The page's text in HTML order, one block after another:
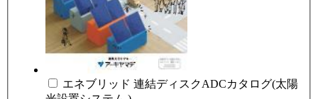
エネブリッド 連結ディスクADCカタログ(太陽